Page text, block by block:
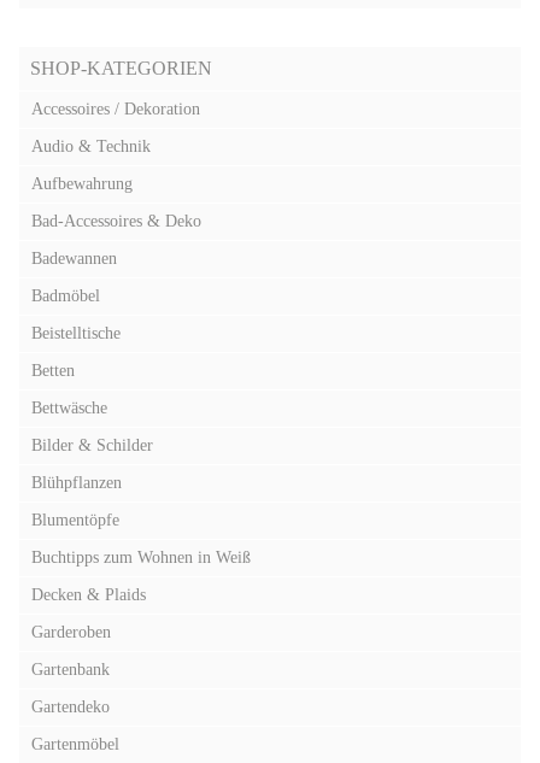
SHOP-KATEGORIEN
Accessoires / Dekoration
Audio & Technik
Aufbewahrung
Bad-Accessoires & Deko
Badewannen
Badmöbel
Beistelltische
Betten
Bettwäsche
Bilder & Schilder
Blühpflanzen
Blumentöpfe
Buchtipps zum Wohnen in Weiß
Decken & Plaids
Garderoben
Gartenbank
Gartendeko
Gartenmöbel